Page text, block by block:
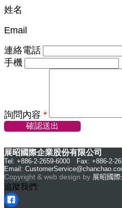
姓名
Email
連絡電話
手機
詢問內容 *
確認送出
展昭國際企業股份有限公司
Tel: +886-2-2659-6000 Fax: +886-2-
Email:
Copyright & web design by 展昭國
追蹤我們: